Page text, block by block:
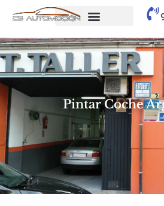
contenido
Pintar Coche